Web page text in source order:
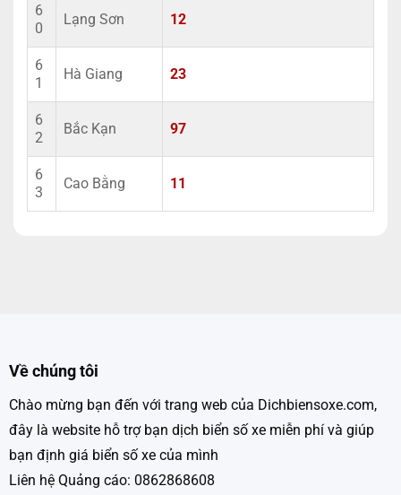
6
0
Lạng Sơn 12
6
1
Hà Giang 23
6
2
Bắc Kạn 97
6
3
Cao Bằng 11
Về chúng tôi
Chào mừng bạn đến với trang web của Dichbiensoxe.com,
đây là website hỗ trợ bạn dịch biển số xe miễn phí và giúp
bạn định giá biển số xe của mình
Liên hệ Quảng cáo: 0862868608